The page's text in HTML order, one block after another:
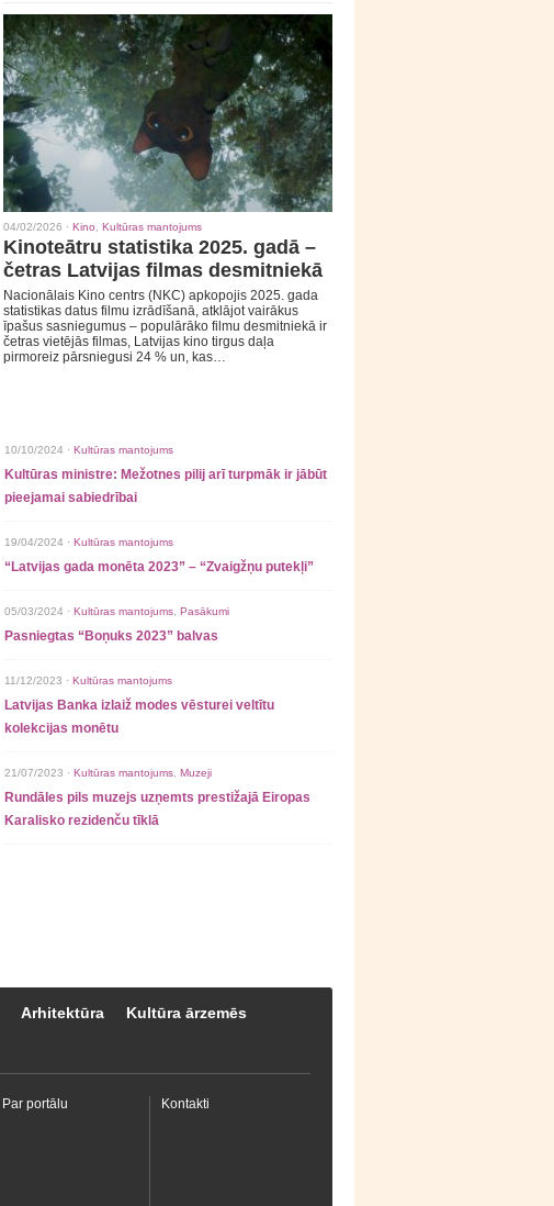
04/02/2026 · Kino Kultūras mantojums
Kinoteātru statistika 2025. gadā –
četras Latvijas filmas desmitniekā
Nacionālais Kino centrs (NKC) apkopojis 2025. gada
statistikas datus filmu izrādīšanā, atklājot vairākus
īpašus sasniegumus – populārāko filmu desmitniekā ir
četras vietējās filmas, Latvijas kino tirgus daļa
pirmoreiz pārsniegusi 24 % un, kas…
10/10/2024 · Kultūras mantojums
Kultūras ministre: Mežotnes pilij arī turpmāk ir jābūt
pieejamai sabiedrībai
19/04/2024 · Kultūras mantojums
“Latvijas gada monēta 2023” – “Zvaigžņu putekļi”
05/03/2024 · Kultūras mantojums Pasākumi
Pasniegtas “Boņuks 2023” balvas
11/12/2023 · Kultūras mantojums
Latvijas Banka izlaiž modes vēsturei veltītu
kolekcijas monētu
21/07/2023 · Kultūras mantojums Muzeji
Rundāles pils muzejs uzņemts prestižajā Eiropas
Karalisko rezidenču tīklā
Arhitektūra Kultūra ārzemēs
Par portālu Kontakti